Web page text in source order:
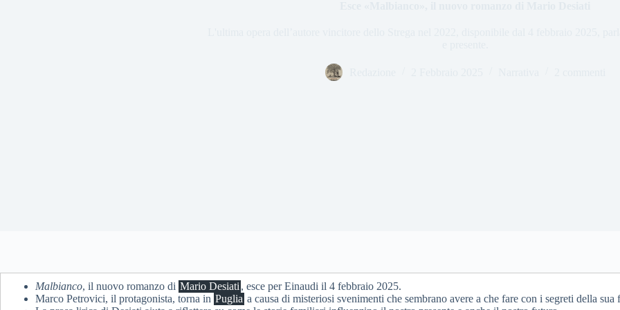
Malbianco, il nuovo romanzo di Mario Desiati , esce per Einaudi il 4 febbraio 2025.
Marco Petrovici, il protagonista, torna in Puglia a causa di misteriosi svenimenti che sembrano avere a che fare con i segreti della sua